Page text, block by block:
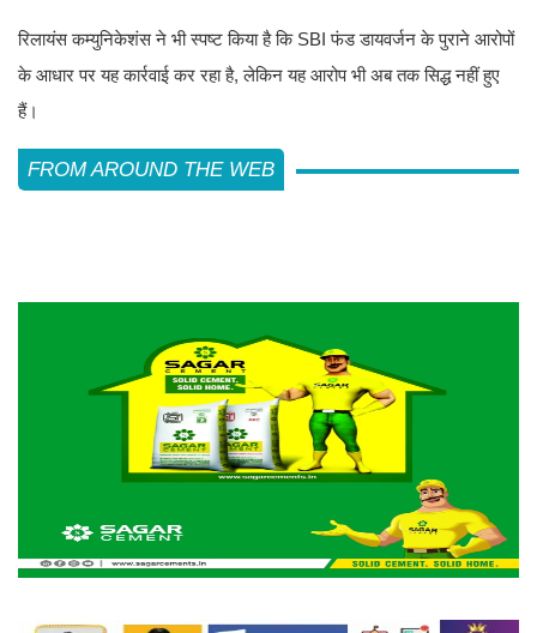
रिलायंस कम्युनिकेशंस ने भी स्पष्ट किया है कि SBI फंड डायवर्जन के पुराने आरोपों
के आधार पर यह कार्रवाई कर रहा है, लेकिन यह आरोप भी अब तक सिद्ध नहीं हुए
हैं।
FROM AROUND THE WEB